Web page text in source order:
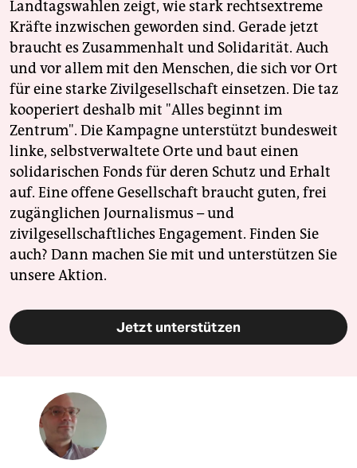
Landtagswahlen zeigt, wie stark rechtsextreme
Kräfte inzwischen geworden sind. Gerade jetzt
braucht es Zusammenhalt und Solidarität. Auch
und vor allem mit den Menschen, die sich vor Ort
für eine starke Zivilgesellschaft einsetzen. Die taz
kooperiert deshalb mit "Alles beginnt im
Zentrum". Die Kampagne unterstützt bundesweit
linke, selbstverwaltete Orte und baut einen
solidarischen Fonds für deren Schutz und Erhalt
auf. Eine offene Gesellschaft braucht guten, frei
zugänglichen Journalismus – und
zivilgesellschaftliches Engagement. Finden Sie
auch? Dann machen Sie mit und unterstützen Sie
unsere Aktion.
Jetzt unterstützen